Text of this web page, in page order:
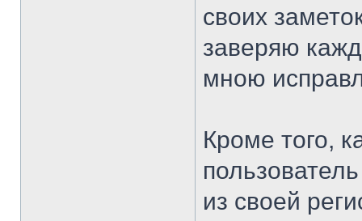
своих
заверяю
мною
Кроме того,
из своей